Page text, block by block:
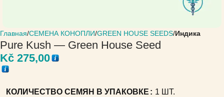
Главная СЕМЕНА КОНОПЛИ GREEN HOUSE SEEDS Индика
Pure Kush — Green House Seed
Kč 275,00
КОЛИЧЕСТВО СЕМЯН В УПАКОВКЕ 1 ШТ.